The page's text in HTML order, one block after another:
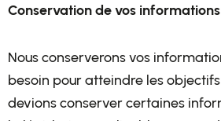
Conservation de vos informations
Nous conserverons vos
besoin pour atteindre les
devions conserver certaines